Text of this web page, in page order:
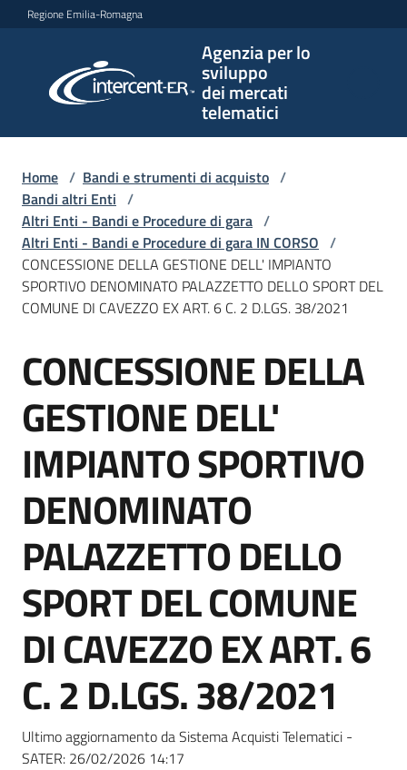
Vai al contenuto
Vai alla navigazione
Vai al footer
Regione Emilia-Romagna
Agenzia per lo
sviluppo
dei mercati
telematici
per lo
sviluppo
telematici
L'Agenzia
e
strumenti
acquisto
Supporto
Piattaforme
telematiche
site
Home / Bandi e strumenti di acquisto /
Bandi altri Enti /
Altri Enti - Bandi e Procedure di gara /
Altri Enti - Bandi e Procedure di gara IN CORSO /
CONCESSIONE DELLA GESTIONE DELL' IMPIANTO
SPORTIVO DENOMINATO PALAZZETTO DELLO SPORT DEL
COMUNE DI CAVEZZO EX ART. 6 C. 2 D.LGS. 38/2021
Salta al contenuto
CONCESSIONE DELLA
GESTIONE DELL'
IMPIANTO SPORTIVO
DENOMINATO
PALAZZETTO DELLO
SPORT DEL COMUNE
DI CAVEZZO EX ART. 6
C. 2 D.LGS. 38/2021
Ultimo aggiornamento da Sistema Acquisti Telematici -
SATER: 26/02/2026 14:17